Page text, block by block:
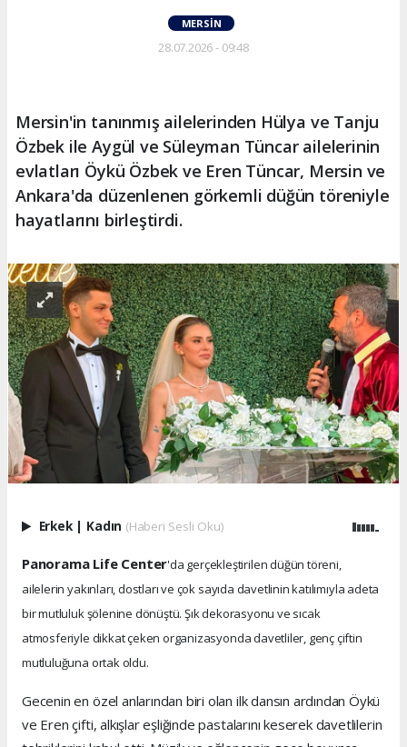
MERSIN
28.07.2026 - 09:48
Mersin'in tanınmış ailelerinden Hülya ve Tanju
Özbek ile Aygül ve Süleyman Tüncar ailelerinin
evlatları Öykü Özbek ve Eren Tüncar, Mersin ve
Ankara'da düzenlenen görkemli düğün töreniyle
hayatlarını birleştirdi.
Erkek | Kadın (Haberi Sesli Oku)
Panorama Life Center'da gerçekleştirilen düğün töreni,
ailelerin yakınları, dostları ve çok sayıda davetlinin katılımıyla adeta
bir mutluluk şölenine dönüştü. Şık dekorasyonu ve sıcak
atmosferiyle dikkat çeken organizasyonda davetliler, genç çiftin
mutluluğuna ortak oldu.
Gecenin en özel anlarından biri olan ilk dansın ardından Öykü
ve Eren çifti, alkışlar eşliğinde pastalarını keserek davetlilerin